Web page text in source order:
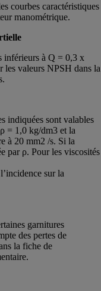
courbes caractéristiques
manométrique.
inférieurs à Q = 0,3 x
les valeurs NPSH dans la
indiquées sont valables
= 1,0 kg/dm3 et la
à 20 mm2 /s. Si la
par ρ. Pour les viscosités
sur la
garnitures
des pertes de
la fiche de